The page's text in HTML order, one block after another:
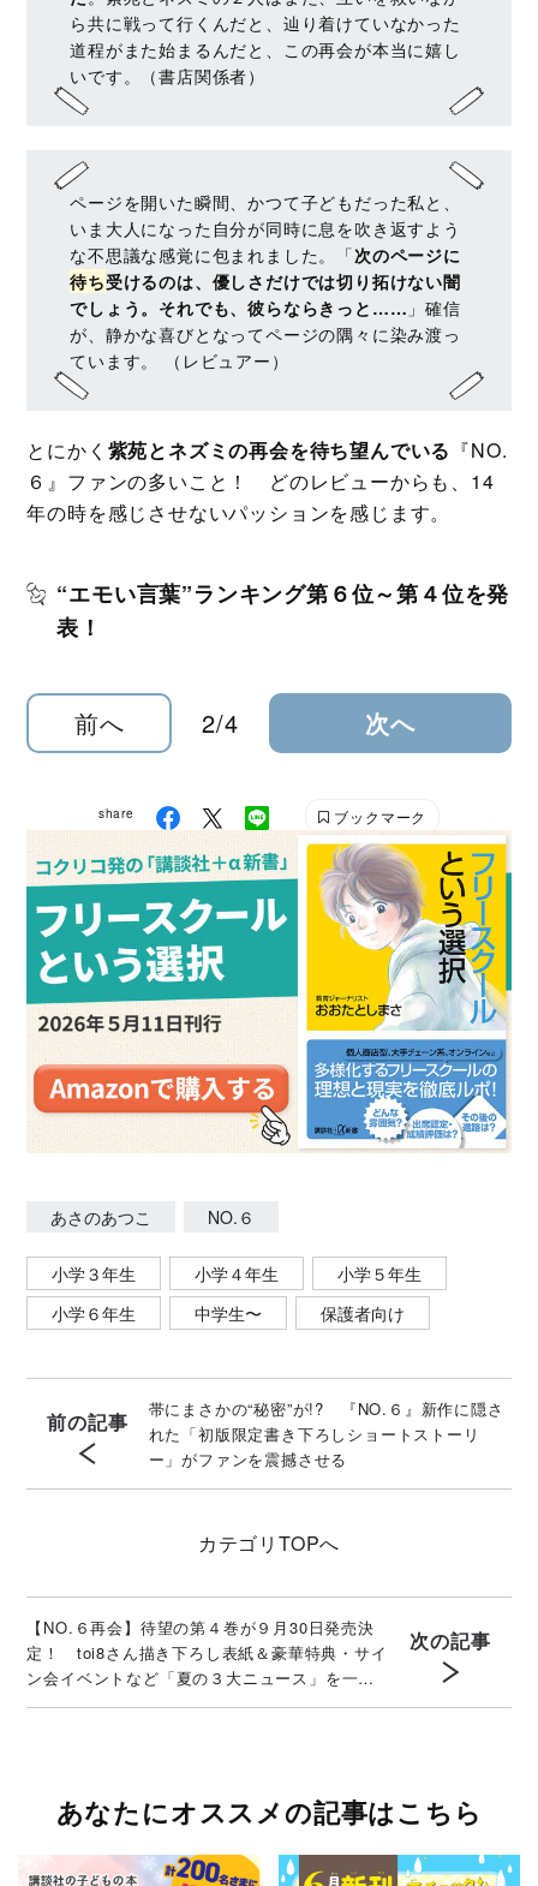
ら共に戦って行くんだと、辿り着けていなかった
道程がまた始まるんだと、この再会が本当に嬉し
いです。（書店関係者）
ページを開いた瞬間、かつて子どもだった私と、
いま大人になった自分が同時に息を吹き返すよう
な不思議な感覚に包まれました。「次のページに
待ち受けるのは、優しさだけでは切り拓けない闇
でしょう。それでも、彼らならきっと…… 」確信
が、静かな喜びとなってページの隅々に染み渡っ
ています。 （レビュアー）
とにかく 紫苑とネズミの再会を待ち望んでいる 『NO.
６』ファンの多いこと！ どのレビューからも、14
年の時を感じさせないパッションを感じます。
“エモい言葉”ランキング第６位～第４位を発
表！
前へ 2/4 次へ
share ブックマーク
あさのあつこ NO.６
小学３年生 小学４年生
小学５年生
小学６年生
中学生〜 保護者向け
前の記事
帯にまさかの“秘密”が!? 『NO.６』新作に隠さ
れた「初版限定書き下ろしショートストーリ
ー」がファンを震撼させる
カテゴリ TOPへ
【NO.６再会】待望の第４巻が９月30日発売決
定！ toi8さん描き下ろし表紙＆豪華特典・サイ
ン会イベントなど「夏の３大ニュース」を一挙
解禁！
次の記事
あなたにオススメの記事はこちら